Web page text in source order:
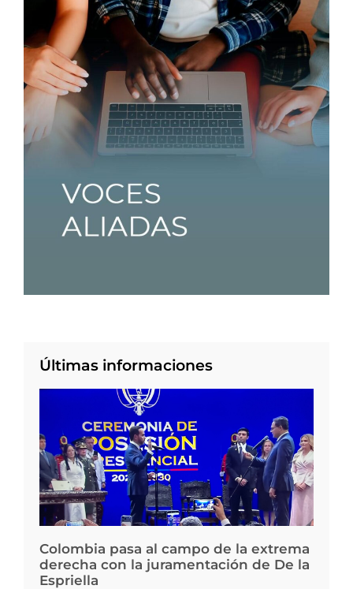
Últimas informaciones
Colombia pasa al campo de la extrema
derecha con la juramentación de De la
Espriella